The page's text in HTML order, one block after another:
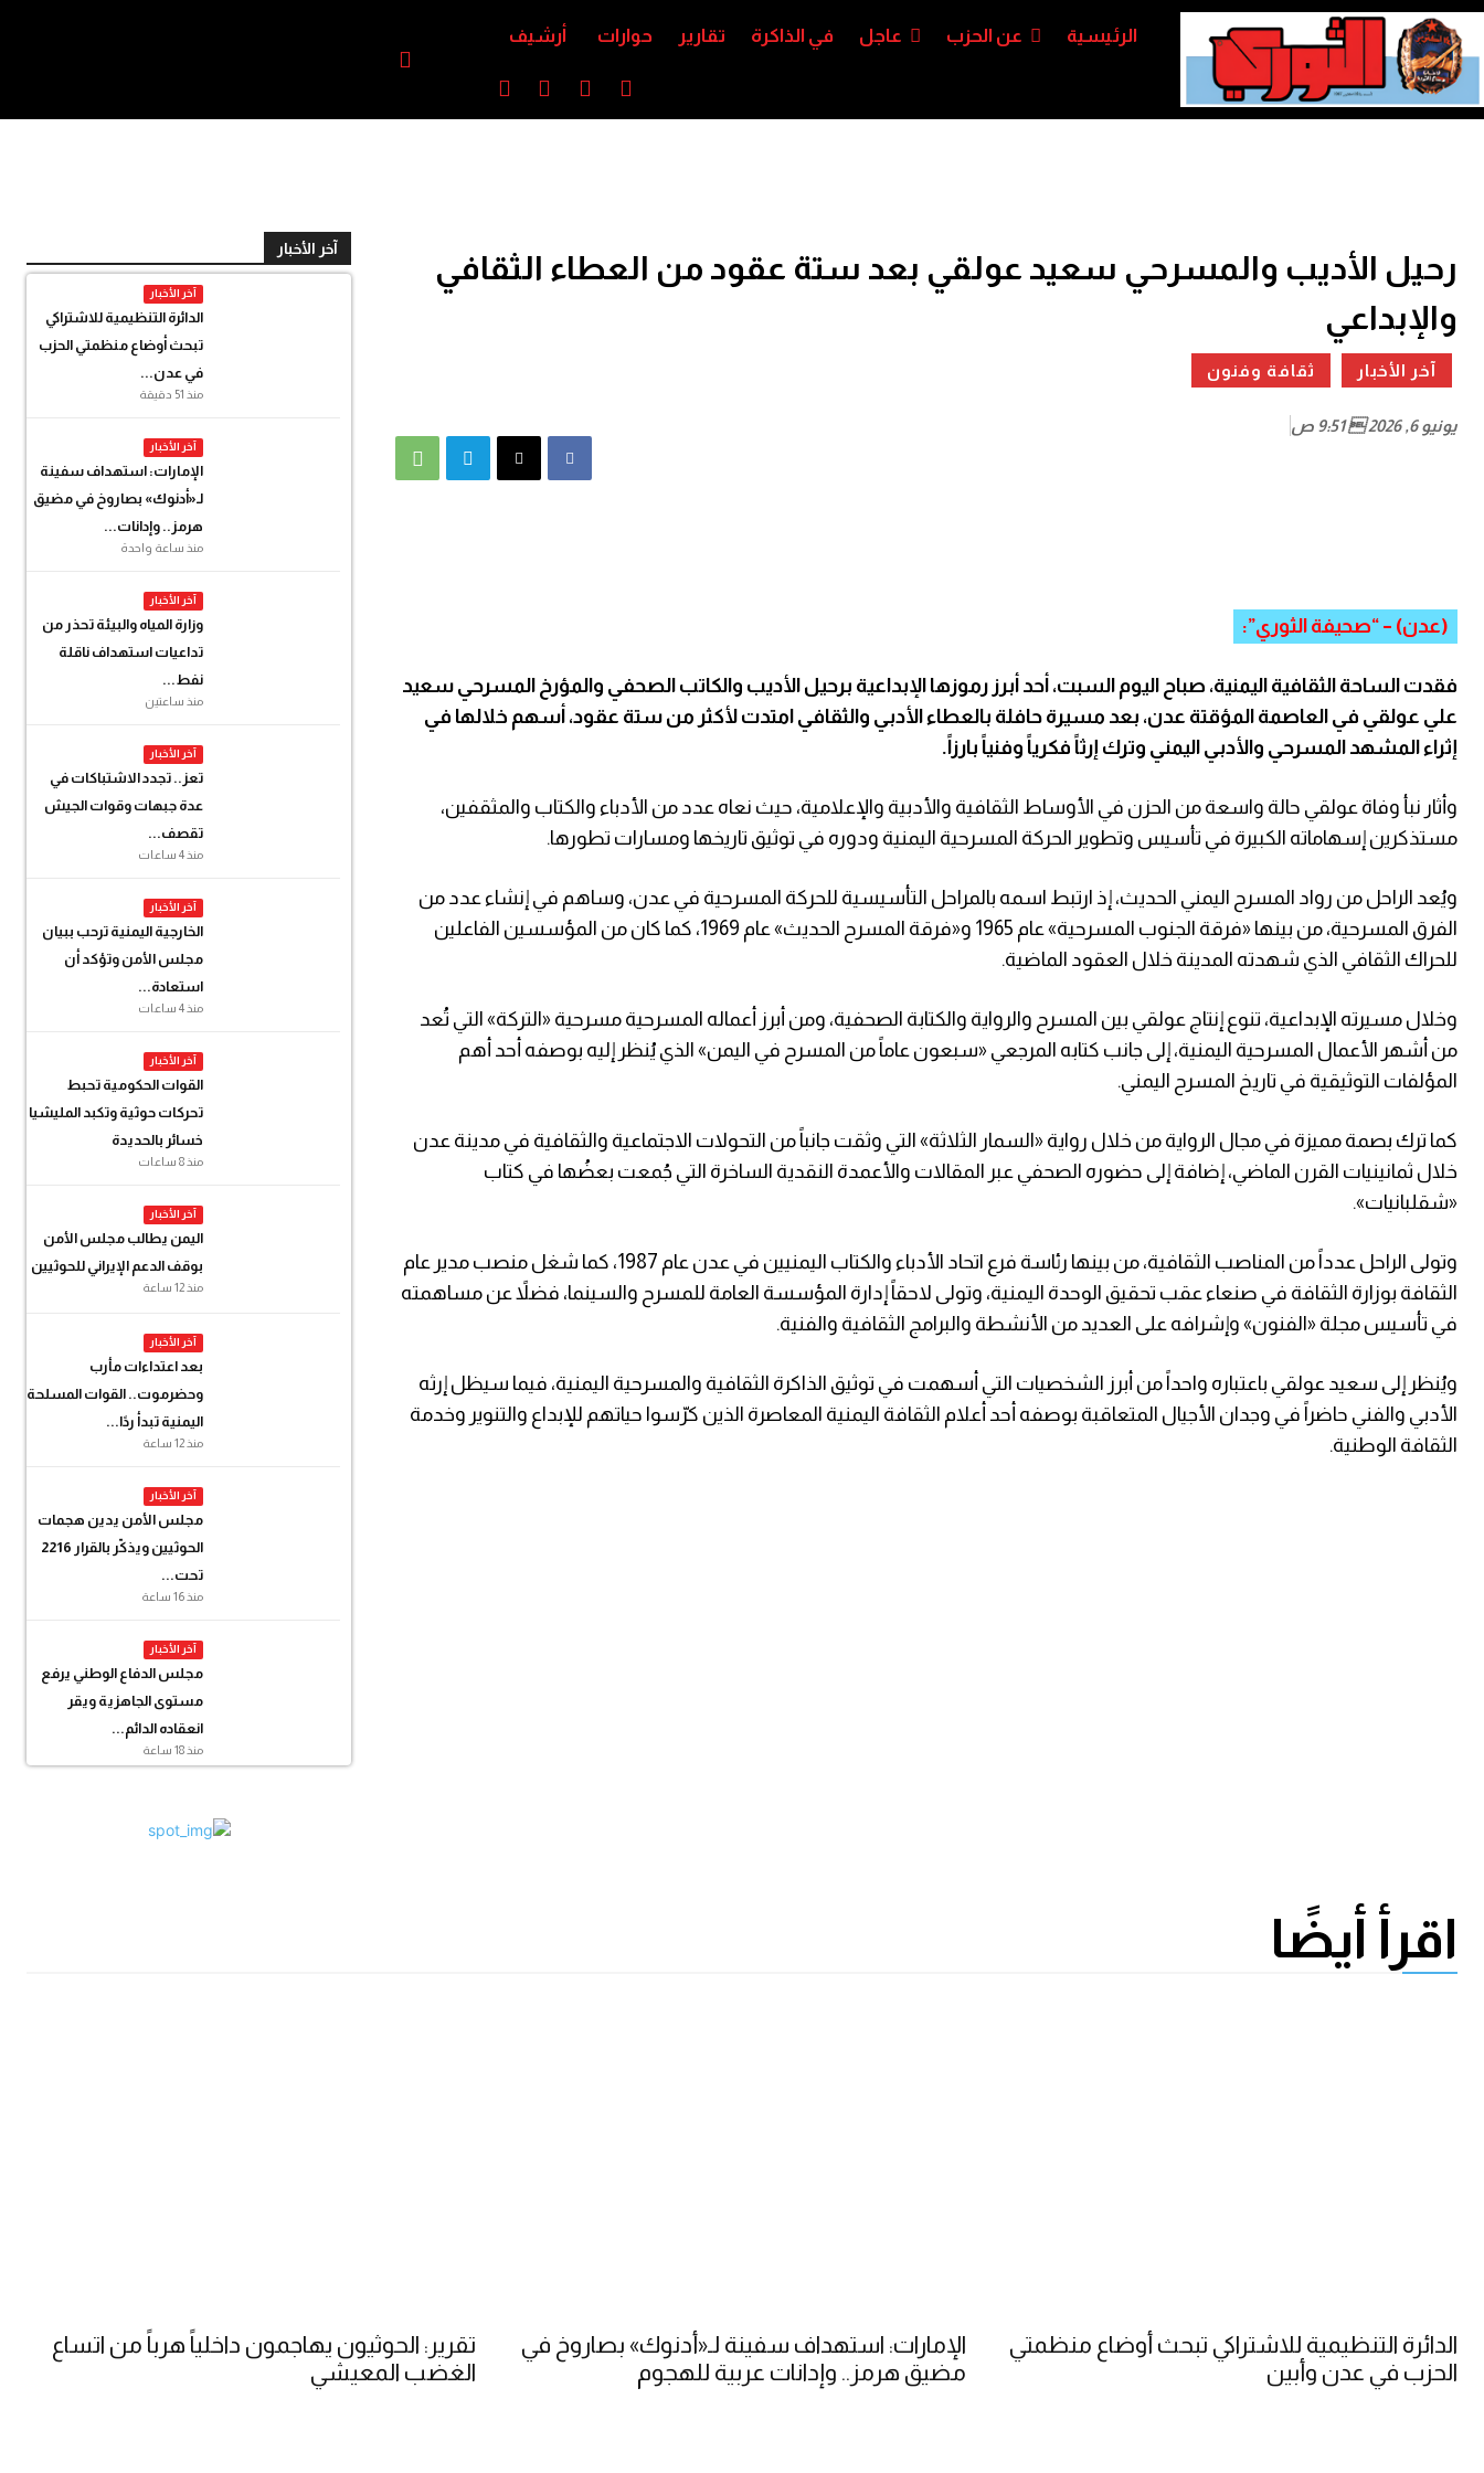
الرئيسية عن الحزب عاجل في الذاكرة تقارير حوارات أرشيف
آخر الأخبار
آخر الأخبار
الدائرة التنظيمية للاشتراكي
تبحث أوضاع منظمتي الحزب
في عدن...
منذ 51 دقيقة
آخر الأخبار
الإمارات: استهداف سفينة
لـ«أدنوك» بصاروخ في مضيق
هرمز.. وإدانات...
منذ ساعة واحدة
آخر الأخبار
وزارة المياه والبيئة تحذر من
تداعيات استهداف ناقلة
نفط...
منذ ساعتين
آخر الأخبار
تعز.. تجدد الاشتباكات في
عدة جبهات وقوات الجيش
تقصف...
منذ 4 ساعات
آخر الأخبار
الخارجية اليمنية ترحب ببيان
مجلس الأمن وتؤكد أن
استعادة...
منذ 4 ساعات
آخر الأخبار
القوات الحكومية تحبط
تحركات حوثية وتكبد المليشيا
خسائر بالحديدة
منذ 8 ساعات
آخر الأخبار
اليمن يطالب مجلس الأمن
بوقف الدعم الإيراني للحوثيين
منذ 12 ساعة
آخر الأخبار
بعد اعتداءات مأرب
وحضرموت.. القوات المسلحة
اليمنية تبدأ ردًا...
منذ 12 ساعة
آخر الأخبار
مجلس الأمن يدين هجمات
الحوثيين ويذكّر بالقرار 2216
تحت...
منذ 16 ساعة
آخر الأخبار
مجلس الدفاع الوطني يرفع
مستوى الجاهزية ويقر
انعقاده الدائم...
منذ 18 ساعة
رحيل الأديب والمسرحي سعيد عولقي بعد ستة عقود من العطاء الثقافي
والإبداعي
آخر الأخبار ثقافة وفنون
يونيو 6, 2026  9:51 ص
(عدن) – “صحيفة الثوري”:
فقدت الساحة الثقافية اليمنية، صباح اليوم السبت، أحد أبرز رموزها الإبداعية برحيل الأديب والكاتب الصحفي والمؤرخ المسرحي سعيد
علي عولقي في العاصمة المؤقتة عدن، بعد مسيرة حافلة بالعطاء الأدبي والثقافي امتدت لأكثر من ستة عقود، أسهم خلالها في
إثراء المشهد المسرحي والأدبي اليمني وترك إرثاً فكرياً وفنياً بارزاً.
وأثار نبأ وفاة عولقي حالة واسعة من الحزن في الأوساط الثقافية والأدبية والإعلامية، حيث نعاه عدد من الأدباء والكتاب والمثقفين،
مستذكرين إسهاماته الكبيرة في تأسيس وتطوير الحركة المسرحية اليمنية ودوره في توثيق تاريخها ومسارات تطورها.
ويُعد الراحل من رواد المسرح اليمني الحديث، إذ ارتبط اسمه بالمراحل التأسيسية للحركة المسرحية في عدن، وساهم في إنشاء عدد من
الفرق المسرحية، من بينها «فرقة الجنوب المسرحية» عام 1965 و«فرقة المسرح الحديث» عام 1969، كما كان من المؤسسين الفاعلين
للحراك الثقافي الذي شهدته المدينة خلال العقود الماضية.
وخلال مسيرته الإبداعية، تنوع إنتاج عولقي بين المسرح والرواية والكتابة الصحفية، ومن أبرز أعماله المسرحية مسرحية «التركة» التي تُعد
من أشهر الأعمال المسرحية اليمنية، إلى جانب كتابه المرجعي «سبعون عاماً من المسرح في اليمن» الذي يُنظر إليه بوصفه أحد أهم
المؤلفات التوثيقية في تاريخ المسرح اليمني.
كما ترك بصمة مميزة في مجال الرواية من خلال رواية «السمار الثلاثة» التي وثقت جانباً من التحولات الاجتماعية والثقافية في مدينة عدن
خلال ثمانينيات القرن الماضي، إضافة إلى حضوره الصحفي عبر المقالات والأعمدة النقدية الساخرة التي جُمعت بعضُها في كتاب
«شقلبانيات».
وتولى الراحل عدداً من المناصب الثقافية، من بينها رئاسة فرع اتحاد الأدباء والكتاب اليمنيين في عدن عام 1987، كما شغل منصب مدير عام
الثقافة بوزارة الثقافة في صنعاء عقب تحقيق الوحدة اليمنية، وتولى لاحقاً إدارة المؤسسة العامة للمسرح والسينما، فضلاً عن مساهمته
في تأسيس مجلة «الفنون» وإشرافه على العديد من الأنشطة والبرامج الثقافية والفنية.
ويُنظر إلى سعيد عولقي باعتباره واحداً من أبرز الشخصيات التي أسهمت في توثيق الذاكرة الثقافية والمسرحية اليمنية، فيما سيظل إرثه
الأدبي والفني حاضراً في وجدان الأجيال المتعاقبة بوصفه أحد أعلام الثقافة اليمنية المعاصرة الذين كرّسوا حياتهم للإبداع والتنوير وخدمة
الثقافة الوطنية.
اقرأ أيضًا
الدائرة التنظيمية للاشتراكي تبحث أوضاع منظمتي
الحزب في عدن وأبين
الإمارات: استهداف سفينة لـ«أدنوك» بصاروخ في
مضيق هرمز.. وإدانات عربية للهجوم
تقرير: الحوثيون يهاجمون داخلياً هرباً من اتساع
الغضب المعيشي